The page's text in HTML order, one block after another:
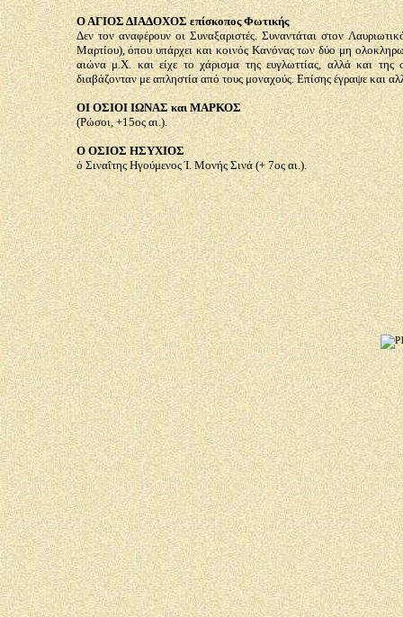
Ο ΑΓΙΟΣ ΔΙΑΔΟΧΟΣ επίσκοπος Φωτικής
Δεν τον αναφέρουν οι Συναξαριστές. Συναντάται στον
Μαρτίου), όπου υπάρχει και κοινός Κανόνας των δύο μη
αιώνα μ.Χ. και είχε το χάρισμα της ευγλωττίας, αλλά και
διαβάζονταν με απληστία από τους μοναχούς. Επίσης έγραψε και
ΟΙ ΟΣΙΟΙ ΙΩΝΑΣ και ΜΑΡΚΟΣ
(Ρώσοι, +15ος αι.).
Ο ΟΣΙΟΣ ΗΣΥΧΙΟΣ
ό Σιναΐτης Ηγούμενος Ί. Μονής Σινά (+ 7ος αι.).